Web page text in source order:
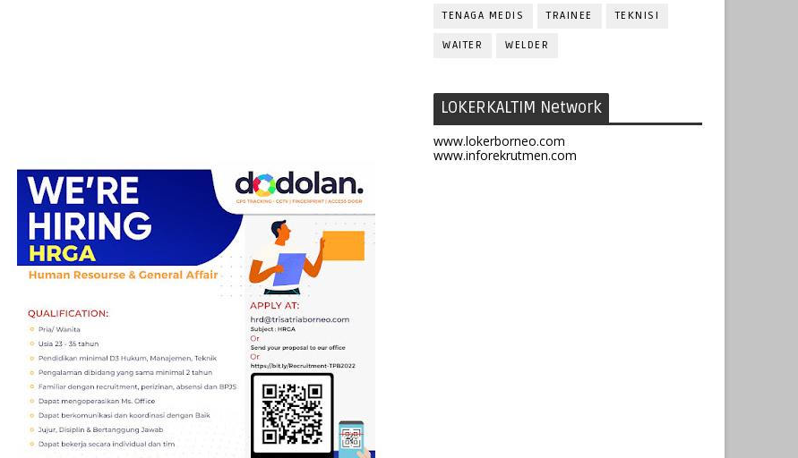
TENAGA MEDIS TRAINEE TEKNISI
WAITER WELDER
LOKERKALTIM Network
www.lokerborneo.com
www.inforekrutmen.com